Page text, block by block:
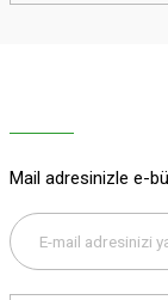
Mail adresinizle e-